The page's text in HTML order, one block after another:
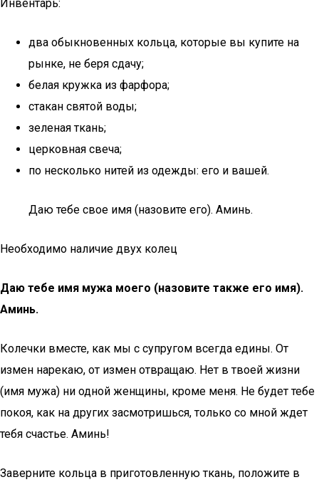
Инвентарь:
два обыкновенных кольца, которые вы купите на
рынке, не беря сдачу;
белая кружка из фарфора;
стакан святой воды;
зеленая ткань;
церковная свеча;
по несколько нитей из одежды: его и вашей.
Даю тебе свое имя (назовите его). Аминь.
Необходимо наличие двух колец
Даю тебе имя мужа моего (назовите также его имя).
Аминь.
Колечки вместе, как мы с супругом всегда едины. От
измен нарекаю, от измен отвращаю. Нет в твоей жизни
(имя мужа) ни одной женщины, кроме меня. Не будет тебе
покоя, как на других засмотришься, только со мной ждет
тебя счастье. Аминь!
Заверните кольца в приготовленную ткань, положите в